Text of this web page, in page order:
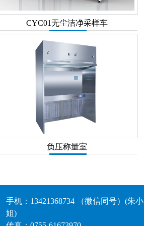
CYC01无尘洁净采样车
负压称量室
手机：13421368734 （微信同号）(朱小
姐)